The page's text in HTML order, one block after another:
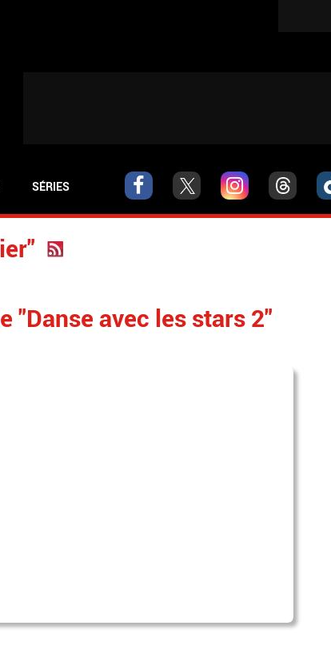
SÉRIES
"Danse avec les stars 2"